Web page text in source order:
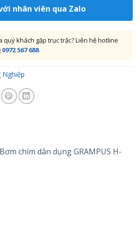
nhân viên qua Zalo
quý khách gặp trục trặc? Liên hệ hotline
0972 567 688
Nghiệp
chìm dân dụng GRAMPUS H-